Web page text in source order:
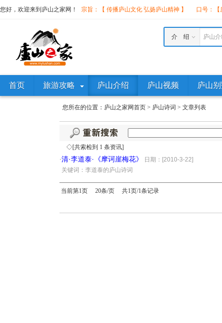
您好，欢迎来到庐山之家网！ 宗旨：【 传播庐山文化 弘扬庐山精神 】 口号：
庐山
介 绍
首页 旅游攻略 庐山介绍 庐山视频 庐山
您所在的位置： 庐山之家网首页 > 庐山诗词 > 文章列表
◇[共索检到 1 条资讯]
·清·李道泰·《摩诃崖梅花》
日期：[2010-3-22]
关键词：李道泰的庐山诗词
当前第1页 20条/页 共1页/1条记录